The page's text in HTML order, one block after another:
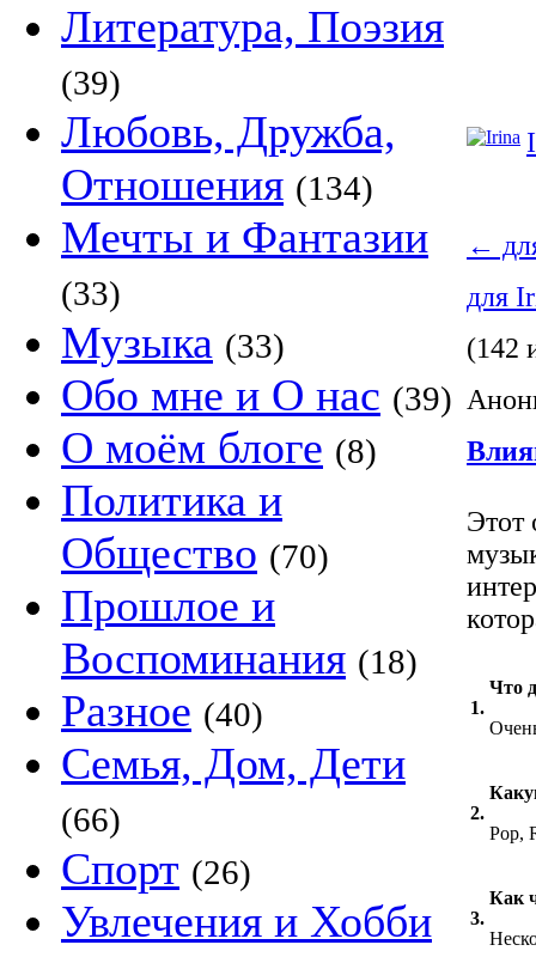
Литература, Поэзия
(39)
Любовь, Дружба,
Отношения (134)
Мечты и Фантазии
(33)
Музыка (33)
Обо мне и О нас (39)
О моём блоге (8)
Политика и
Общество (70)
Прошлое и
Воспоминания (18)
Разное (40)
Семья, Дом, Дети
(66)
Спорт (26)
Увлечения и Хобби
←
для
(142
Этот
1.
Что
2.
Pop,
3.
Как